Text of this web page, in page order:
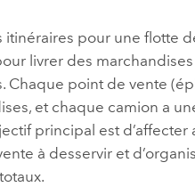
itinéraires pour une flotte
livrer des marchandises
Chaque point de vente
et chaque camion a
principal est d’affecter
à desservir et